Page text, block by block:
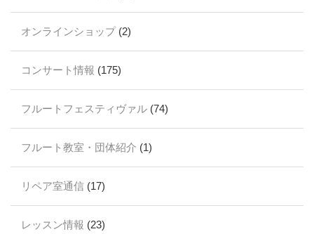
オンラインショップ(2)
コンサート情報 (175)
フルートフェスティヴァル (74)
フルート教室・団体紹介 (1)
リペア室通信 (17)
レッスン情報 (23)